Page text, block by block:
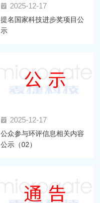
2025-12-17
提名国家科技进步奖项目公
示
2025-12-17
公众参与环评信息相关内容
公示（02）